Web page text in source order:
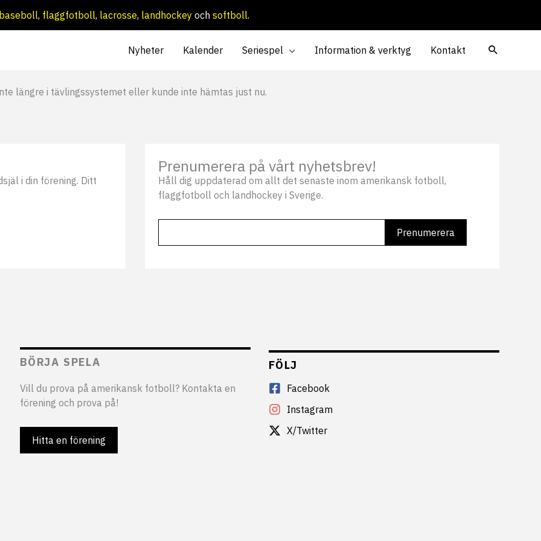
baseboll, flaggfotboll, lacrosse, landhockey och softboll.
Nyheter Kalender Seriespel Information & verktyg Kontakt
längre i tävlingssystemet eller kunde inte hämtas just nu.
i din förening. Ditt
Prenumerera på vårt nyhetsbrev!
Håll dig uppdaterad om allt det senaste inom amerikansk fotboll,
flaggfotboll och landhockey i Sverige.
BÖRJA SPELA
Vill du prova på amerikansk fotboll? Kontakta en
förening och prova på!
Hitta en förening
FÖLJ
Facebook
Instagram
X/Twitter